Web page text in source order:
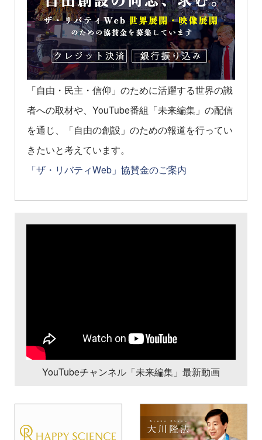
「自由・民主・信仰」のために活躍する世界の識
者への取材や、YouTube番組「未来編集」の配信
を通じ、「自由の創設」のための報道を行ってい
きたいと考えています。
「ザ・リバティWeb」協賛金のご案内
YouTubeチャンネル「未来編集」最新動画